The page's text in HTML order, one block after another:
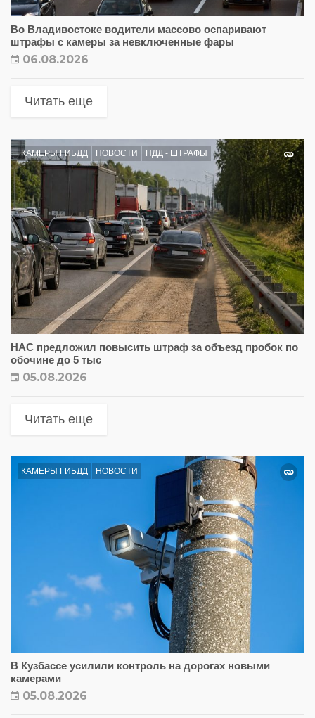
Во Владивостоке водители массово оспаривают
штрафы с камеры за невключенные фары
06.08.2026
Читать еще
КАМЕРЫ ГИБДД НОВОСТИ ПДД - ШТРАФЫ
НАС предложил повысить штраф за объезд пробок по
обочине до 5 тыс
05.08.2026
Читать еще
КАМЕРЫ ГИБДД НОВОСТИ
В Кузбассе усилили контроль на дорогах новыми
камерами
05.08.2026